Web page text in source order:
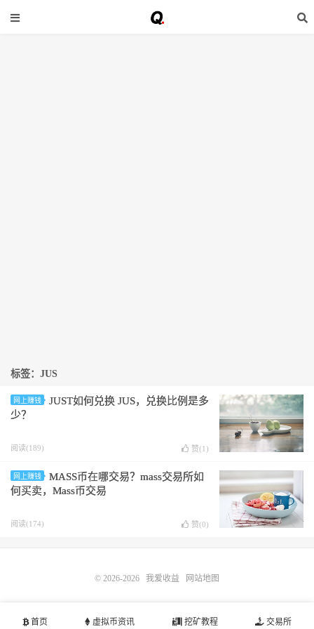
标签：JUS
网上赚钱
JUST如何兑换 JUS，兑换比例是多
少？
阅读(189) 赞(1 )
网上赚钱
MASS币在哪交易？mass交易所如
何买卖，Mass币交易
阅读(174) 赞(0)
首页 虚拟币资讯 挖矿教程 交易所
© 2026-2026 我爱收益 网站地图